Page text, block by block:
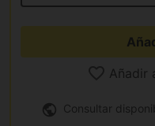
Añadir
Consultar